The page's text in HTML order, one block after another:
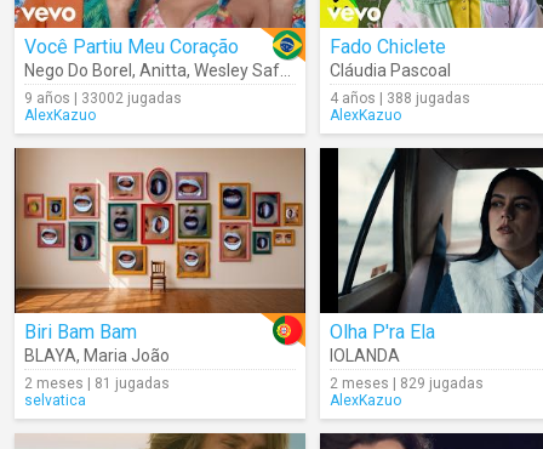
Você Partiu Meu Coração
Nego Do Borel , Anitta, Wesley Safadão
9 años | 33002 jugadas
AlexKazuo
Fado Chiclete
Cláudia Pascoal
4 años | 388 jugadas
AlexKazuo
Biri Bam Bam
BLAYA, Maria João
2 meses | 81 jugadas
selvatica
Olha P'ra Ela
IOLANDA
2 meses | 829 jugadas
AlexKazuo